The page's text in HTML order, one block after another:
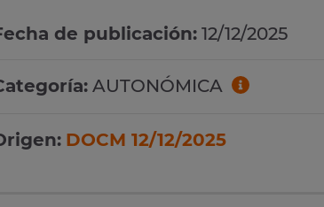
de publicación: 12/12/2025
AUTONÓMICA
DOCM 12/12/2025